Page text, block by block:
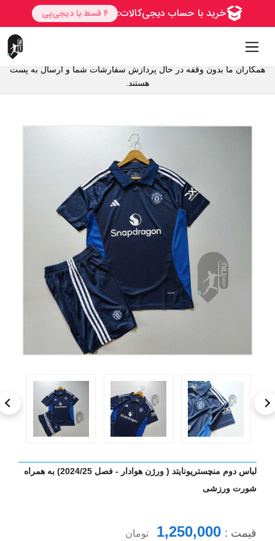
همکاران ما بدون وقفه در حال پردازش سفارشات شما و ارسال به پست
هستند.
لباس دوم منچستریونایتد ( ورژن هوادار - فصل 2024/25) به همراه
شورت ورزشی
قیمت : 1,250,000 تومان